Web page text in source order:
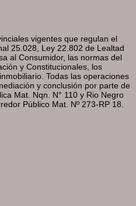
vigentes que regulan el
25.028, Ley 22.802 de Lealtad
al Consumidor, las normas del
y Constitucionales, los
Todas las operaciones
y conclusión por parte de
Mat. Nqn. N° 110 y Rio Negro
Público Mat. Nº 273-RP 18.